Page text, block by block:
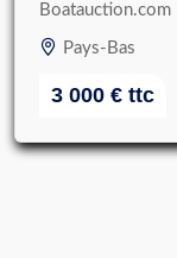
Boatauction.com
Pays-Bas
3 000 € ttc